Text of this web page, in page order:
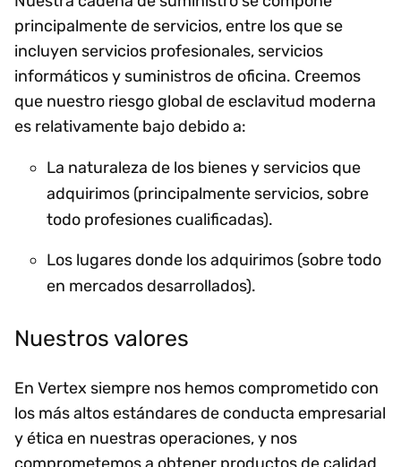
principalmente de servicios, entre los que se
incluyen servicios profesionales, servicios
informáticos y suministros de oficina. Creemos
que nuestro riesgo global de esclavitud moderna
es relativamente bajo debido a:
La naturaleza de los bienes y servicios que
adquirimos (principalmente servicios, sobre
todo profesiones cualificadas).
Los lugares donde los adquirimos (sobre todo
en mercados desarrollados).
Nuestros valores
En Vertex siempre nos hemos comprometido con
los más altos estándares de conducta empresarial
y ética en nuestras operaciones, y nos